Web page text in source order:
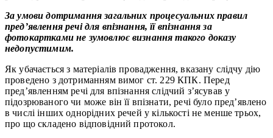
За умови дотримання загальних процесуальних правил
пред’явлення речі для впізнання, її впізнання за
фотокартками не зумовлює визнання такого доказу
недопустимим.
Як убачається з матеріалів провадження, вказану слідчу дію
проведено з дотриманням вимог ст. 229 КПК. Перед
пред’явленням речі для впізнання слідчий з’ясував у
підозрюваного чи може він її впізнати, речі було пред’явлено
в числі інших однорідних речей у кількості не менше трьох,
про що складено відповідний протокол.